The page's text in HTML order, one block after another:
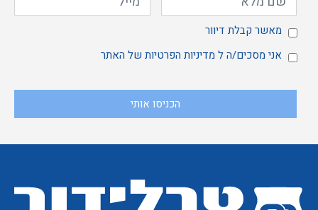
מאשר
קבלת
מאשר קבלת דיוור
אני
אני מסכים/ה ל מדיניות הפרטיות של האתר
הכניסו אותי